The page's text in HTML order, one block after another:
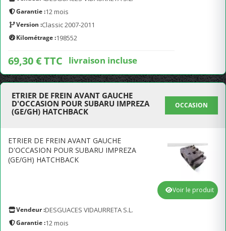
Garantie :12 mois
Version :Classic 2007-2011
Kilométrage :198552
69,30 € TTC livraison incluse
ETRIER DE FREIN AVANT GAUCHE
D'OCCASION POUR SUBARU IMPREZA
(GE/GH) HATCHBACK
OCCASION
ETRIER DE FREIN AVANT GAUCHE
D'OCCASION POUR SUBARU IMPREZA
(GE/GH) HATCHBACK
Vendeur :DESGUACES VIDAURRETA S.L.
Garantie :12 mois
Voir le produit